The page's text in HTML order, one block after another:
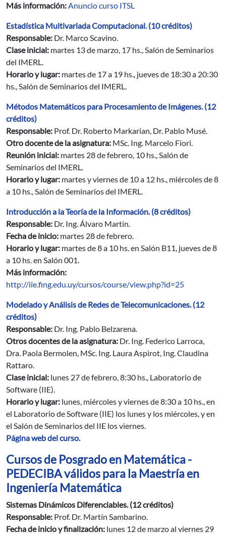
Más información:Anuncio curso ITSL
Estadística Multivariada Computacional. (10 créditos)
Responsable: Dr. Marco Scavino.
Clase inicial: martes 13 de marzo, 17 hs., Salón de Seminarios
del IMERL.
Horario y lugar: martes de 17 a 19 hs., jueves de 18:30 a 20:30
hs., Salón de Seminarios del IMERL.
Métodos Matemáticos para Procesamiento de Imágenes. (12
créditos)
Responsable: Prof. Dr. Roberto Markarian, Dr. Pablo Musé.
Otro docente de la asignatura: MSc. Ing. Marcelo Fiori.
Reunión inicial: martes 28 de febrero, 10 hs., Salón de
Seminarios del IMERL.
Horario y lugar: martes y viernes de 10 a 12 hs., miércoles de 8
a 10 hs., Salón de Seminarios del IMERL.
Introducción a la Teoría de la Información. (8 créditos)
Responsable: Dr. Ing. Álvaro Martín.
Fecha de inicio: martes 28 de febrero.
Horario y lugar: martes de 8 a 10 hs. en Salón B11, jueves de 8
a 10 hs. en Salón 001.
Más información:
http://iie.fing.edu.uy/cursos/course/view.php?id=25
Modelado y Análisis de Redes de Telecomunicaciones. (12
créditos)
Responsable: Dr. Ing. Pablo Belzarena.
Otros docentes de la asignatura: Dr. Ing. Federico Larroca,
Dra. Paola Bermolen, MSc. Ing. Laura Aspirot, Ing. Claudina
Rattaro.
Clase inicial: lunes 27 de febrero, 8:30 hs., Laboratorio de
Software (IIE).
Horario y lugar: lunes, miércoles y viernes de 8:30 a 10 hs., en
el Laboratorio de Software (IIE) los lunes y los miércoles, y en
el Salón de Seminarios del IIE los viernes.
Página web del curso.
Cursos de Posgrado en Matemática -
PEDECIBA válidos para la Maestría en
Ingeniería Matemática
Sistemas Dinámicos Diferenciables. (12 créditos)
Responsable: Prof. Dr. Martín Sambarino.
Fecha de inicio y finalización: lunes 12 de marzo al viernes 29